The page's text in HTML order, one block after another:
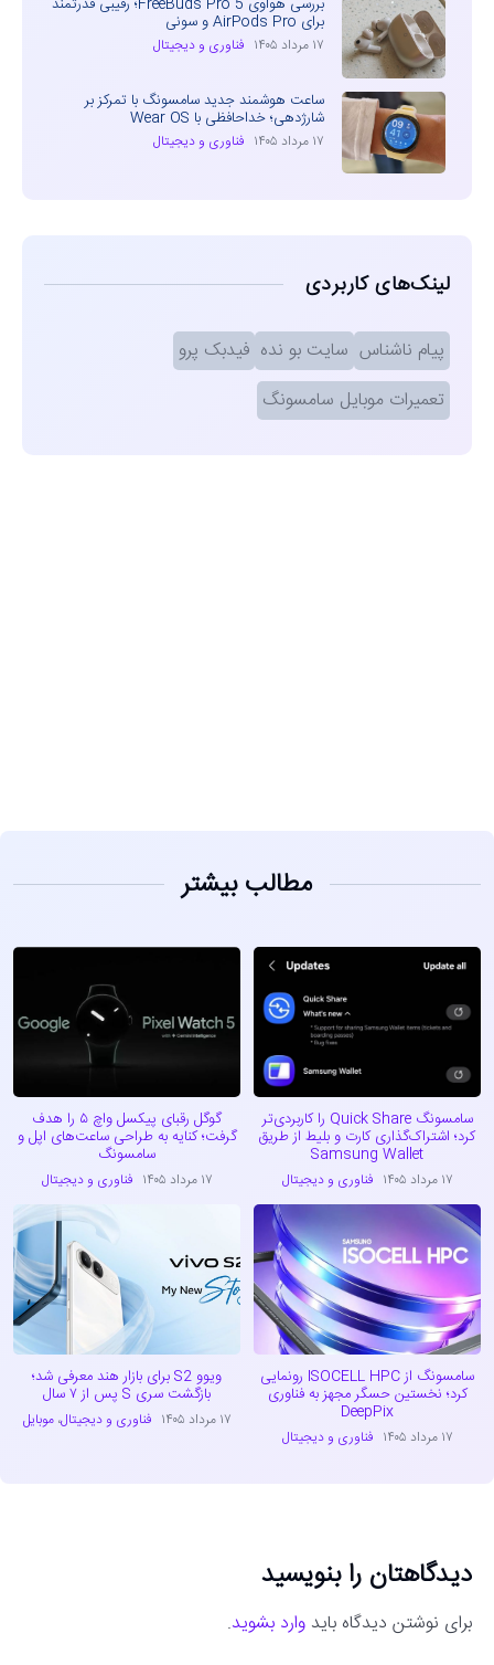
برای AirPods Pro و سونی
۱۷ مرداد ۱۴۰۵ فناوری و دیجیتال
ساعت هوشمند جدید سامسونگ با تمرکز بر
شارژدهی؛ خداحافظی با Wear OS
۱۷ مرداد ۱۴۰۵ فناوری و دیجیتال
لینک‌های کاربردی
پیام ناشناس سایت بو نده فیدبک پرو
تعمیرات موبایل سامسونگ
مطالب بیشتر
سامسونگ Quick Share را کاربردی‌تر
کرد؛ اشتراک‌گذاری کارت و بلیط از طریق
Samsung Wallet
۱۷ مرداد ۱۴۰۵ فناوری و دیجیتال
گوگل رقبای پیکسل واچ ۵ را هدف
گرفت؛ کنایه به طراحی ساعت‌های اپل و
سامسونگ
۱۷ مرداد ۱۴۰۵ فناوری و دیجیتال
سامسونگ از ISOCELL HPC رونمایی
کرد؛ نخستین حسگر مجهز به فناوری
DeepPix
۱۷ مرداد ۱۴۰۵ فناوری و دیجیتال
ویوو S2 برای بازار هند معرفی شد؛
بازگشت سری S پس از ۷ سال
۱۷ مرداد ۱۴۰۵ فناوری و دیجیتال،موبایل
دیدگاهتان را بنویسید
برای نوشتن دیدگاه باید وارد بشوید.